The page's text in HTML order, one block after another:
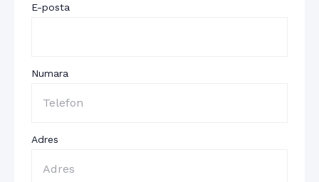
E-posta
Numara
Adres